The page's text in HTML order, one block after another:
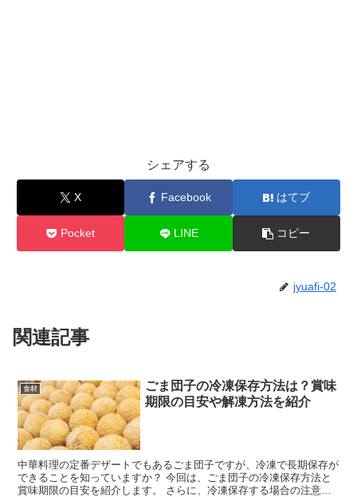
シェアする
X Facebook はてブ
Pocket LINE コピー
jyuafi-02
関連記事
食材
ごま団子の冷凍保存方法は？賞味
期限の目安や解凍方法を紹介
中華料理の定番デザートでもあるごま団子ですが、冷凍で長期保存が
できることを知っていますか？ 今回は、ごま団子の冷凍保存方法と
賞味期限の目安を紹介します。 さらに、冷凍保存する場合の注意